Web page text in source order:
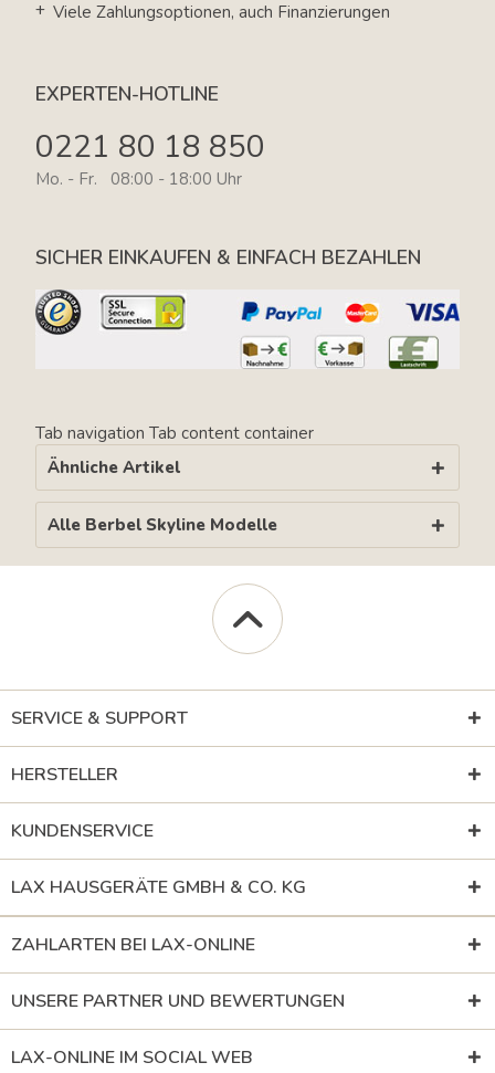
Viele Zahlungsoptionen, auch Finanzierungen
EXPERTEN-HOTLINE
0221 80 18 850
Mo. - Fr. 08:00 - 18:00 Uhr
SICHER EINKAUFEN & EINFACH BEZAHLEN
Tab navigation Tab content container
Ähnliche Artikel
Alle Berbel Skyline Modelle
SERVICE & SUPPORT
HERSTELLER
KUNDENSERVICE
LAX HAUSGERÄTE GMBH & CO. KG
ZAHLARTEN BEI LAX-ONLINE
UNSERE PARTNER UND BEWERTUNGEN
LAX-ONLINE IM SOCIAL WEB